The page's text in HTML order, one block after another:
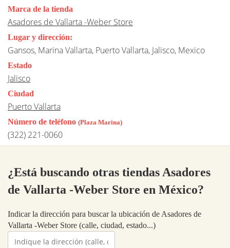
Marca de la tienda
Asadores de Vallarta -Weber Store
Lugar y dirección:
Gansos, Marina Vallarta, Puerto Vallarta, Jalisco, Mexico
Estado
Jalisco
Ciudad
Puerto Vallarta
Número de teléfono (Plaza Marina)
(322) 221-0060
¿Está buscando otras tiendas Asadores
de Vallarta -Weber Store en México?
Indicar la dirección para buscar la ubicación de Asadores de
Vallarta -Weber Store (calle, ciudad, estado...)